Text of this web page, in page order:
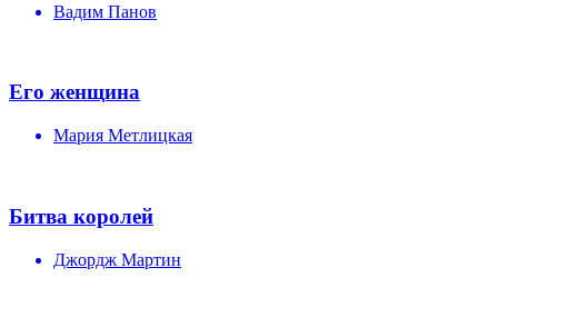
Вадим Панов
Его женщина
Мария Метлицкая
Битва королей
Джордж Мартин